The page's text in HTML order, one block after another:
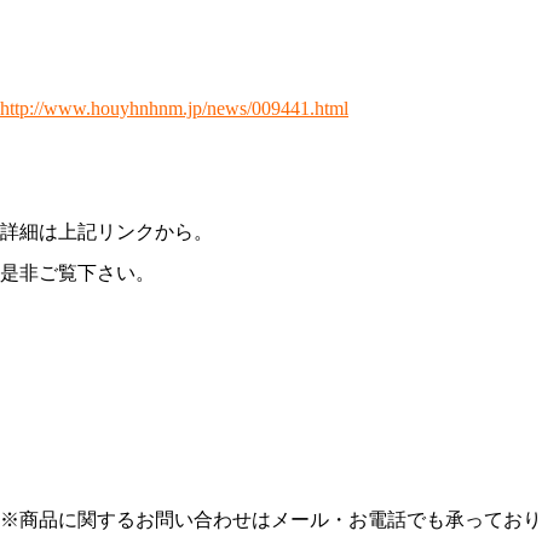
http://www.houyhnhnm.jp/news/009441.html
詳細は上記リンクから。
是非ご覧下さい。
※商品に関するお問い合わせはメール・お電話でも承ってお